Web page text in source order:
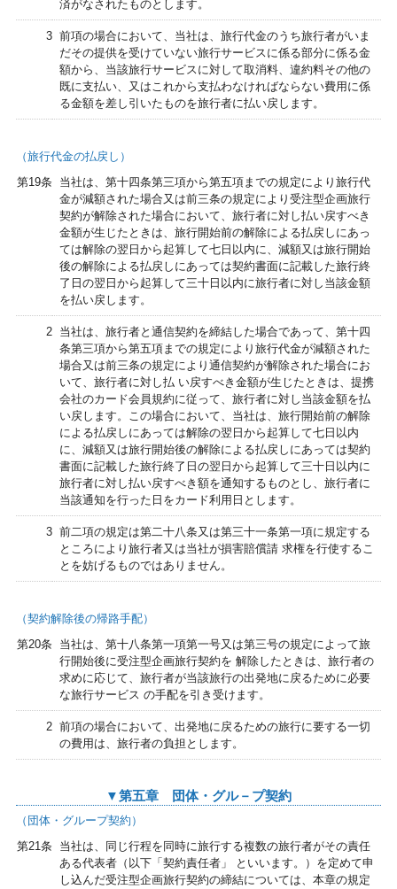
済がなされたものとします。
3 前項の場合において、当社は、旅行代金のうち旅行者がいま
だその提供を受けていない旅行サービスに係る部分に係る金
額から、当該旅行サービスに対して取消料、違約料その他の
既に支払い、又はこれから支払わなければならない費用に係
る金額を差し引いたものを旅行者に払い戻します。
（旅行代金の払戻し）
第19条
当社は、第十四条第三項から第五項までの規定により旅行代
金が減額された場合又は前三条の規定により受注型企画旅行
契約が解除された場合において、旅行者に対し払い戻すべき
金額が生じたときは、旅行開始前の解除による払戻しにあっ
ては解除の翌日から起算して七日以内に、減額又は旅行開始
後の解除による払戻しにあっては契約書面に記載した旅行終
了日の翌日から起算して三十日以内に旅行者に対し当該金額
を払い戻します。
2
当社は、旅行者と通信契約を締結した場合であって、第十四
条第三項から第五項までの規定により旅行代金が減額された
場合又は前三条の規定により通信契約が解除された場合にお
いて、旅行者に対し払 い戻すべき金額が生じたときは、提携
会社のカード会員規約に従って、旅行者に対し当該金額を払
い戻します。この場合において、当社は、旅行開始前の解除
による払戻しにあっては解除の翌日から起算して七日以内
に、減額又は旅行開始後の解除による払戻しにあっては契約
書面に記載した旅行終了日の翌日から起算して三十日以内に
旅行者に対し払い戻すべき額を通知するものとし、旅行者に
当該通知を行った日をカード利用日とします。
3 前二項の規定は第二十八条又は第三十一条第一項に規定する
ところにより旅行者又は当社が損害賠償請 求権を行使するこ
とを妨げるものではありません。
（契約解除後の帰路手配）
第20条
当社は、第十八条第一項第一号又は第三号の規定によって旅
行開始後に受注型企画旅行契約を 解除したときは、旅行者の
求めに応じて、旅行者が当該旅行の出発地に戻るために必要
な旅行サービス の手配を引き受けます。
2 前項の場合において、出発地に戻るための旅行に要する一切
の費用は、旅行者の負担とします。
▼第五章 団体・グル－プ契約
（団体・グループ契約）
第21条
当社は、同じ行程を同時に旅行する複数の旅行者がその責任
ある代表者（以下「契約責任者」 といいます。）を定めて申
し込んだ受注型企画旅行契約の締結については、本章の規定